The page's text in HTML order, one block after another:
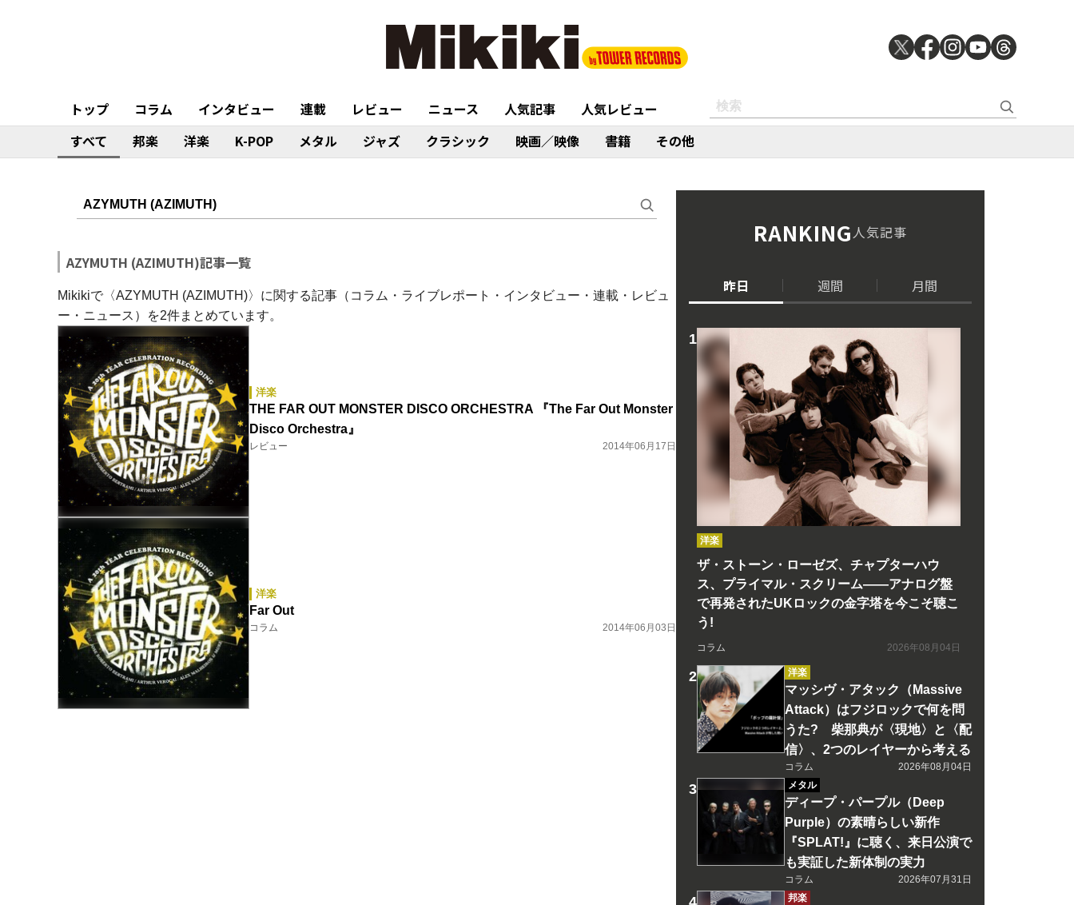
トップ コラム インタビュー 連載 レビュー ニュース 人気記事
人気レビュー
すべて
邦楽 洋楽 K-POP メタル ジャズ クラシック 映画／映像 書籍 その他
AZYMUTH (AZIMUTH)記事一覧
Mikikiで〈AZYMUTH (AZIMUTH)〉に関する記事（コラム・ライブレポート・インタビュー・連載・レビュ
ー・ニュース）を2件まとめています。
洋楽
THE FAR OUT MONSTER DISCO ORCHESTRA 『The Far Out Monster
Disco Orchestra』
レビュー 2014年06月17日
洋楽
Far Out
コラム 2014年06月03日
RANKING人気記事
昨日 週間 月間
洋楽
ザ・ストーン・ローゼズ、チャプターハウ
ス、プライマル・スクリーム――アナログ盤
で再発されたUKロックの金字塔を今こそ聴こ
う!
コラム 2026年08月04日
洋楽
マッシヴ・アタック（Massive
Attack）はフジロックで何を問
うた? 柴那典が〈現地〉と〈配
信〉、2つのレイヤーから考える
コラム
2026年08月04日
メタル
ディープ・パープル（Deep
Purple）の素晴らしい新作
『SPLAT!』に聴く、来日公演で
も実証した新体制の実力
コラム
2026年07月31日
邦楽